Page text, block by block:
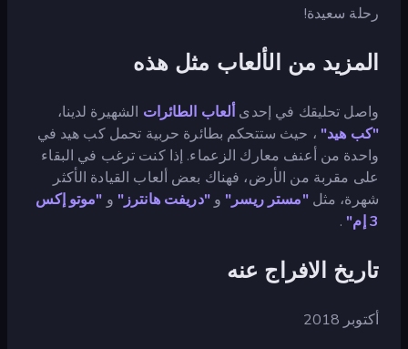
رحلة سعيدة!
المزيد من الألعاب مثل هذه
واصل تحليقك في إحدىألعاب الطائرات الشهيرة لدينا،
"كب هيد" ، حيث ستتحكم بطائرة حربية تحمل كب هيد في
واحدة من أعنف معارك الزعماء. إذا كنت ترغب في البقاء
على مقربة من الأرض، فهناك بعض ألعاب القيادة الأكثر
شهرة، مثل"مستر ريسر" و"دريفت هانترز" و "موتو إكس
3 إم"
.
تاريخ الافراج عنه
أكتوبر 2018